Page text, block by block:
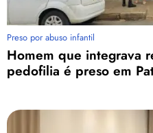
Preso por abuso infantil
Homem que integrava
pedofilia é preso em